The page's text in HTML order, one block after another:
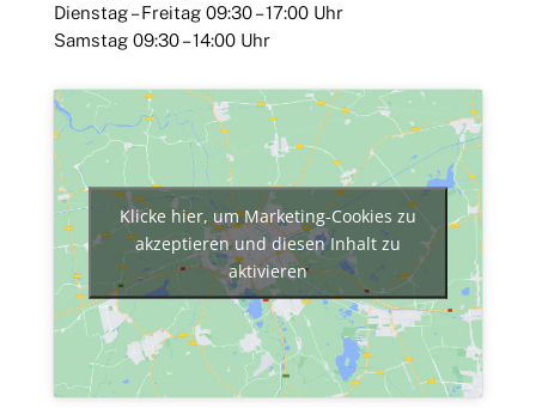
Dienstag – Freitag 09:30 – 17:00 Uhr
Samstag 09:30 – 14:00 Uhr
Klicke hier, um Marketing-Cookies zu
akzeptieren und diesen Inhalt zu
aktivieren